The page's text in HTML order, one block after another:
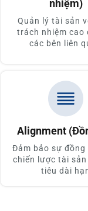
nhiệm)
Quản lý tài sản
trách nhiệm cao
các bên liên
Alignment
Đảm bảo sự đồng
chiến lược tài sản
tiêu dài